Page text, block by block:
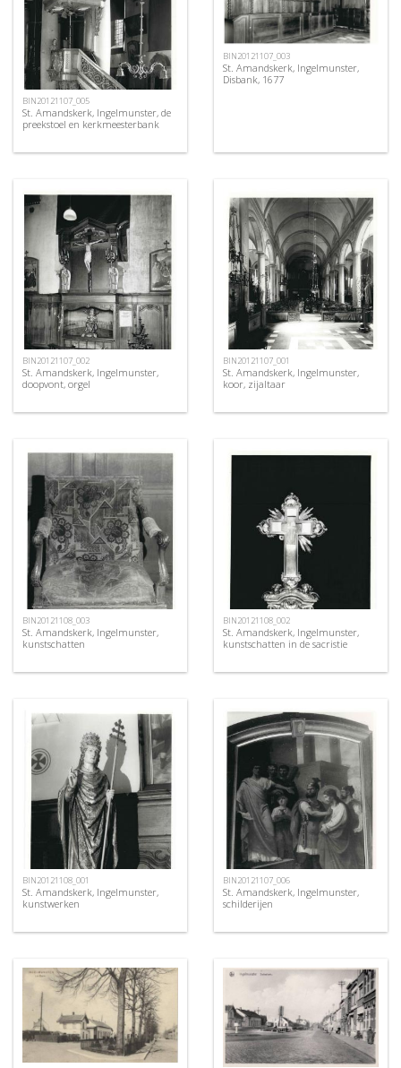
BIN20121107_005
St. Amandskerk, Ingelmunster, de
preekstoel en kerkmeesterbank
BIN20121107_003
St. Amandskerk, Ingelmunster,
Disbank, 1677
BIN20121107_002
St. Amandskerk, Ingelmunster,
doopvont, orgel
BIN20121107_001
St. Amandskerk, Ingelmunster,
koor, zijaltaar
BIN20121108_003
St. Amandskerk, Ingelmunster,
kunstschatten
BIN20121108_002
St. Amandskerk, Ingelmunster,
kunstschatten in de sacristie
BIN20121108_001
St. Amandskerk, Ingelmunster,
kunstwerken
BIN20121107_006
St. Amandskerk, Ingelmunster,
schilderijen